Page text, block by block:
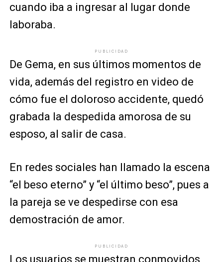
cuando iba a ingresar al lugar donde
laboraba.
PUBLICIDAD
De Gema, en sus últimos momentos de
vida, además del registro en video de
cómo fue el doloroso accidente, quedó
grabada la despedida amorosa de su
esposo, al salir de casa.
En redes sociales han llamado la escena
“el beso eterno” y “el último beso”, pues a
la pareja se ve despedirse con esa
demostración de amor.
PUBLICIDAD
Los usuarios se muestran conmovidos